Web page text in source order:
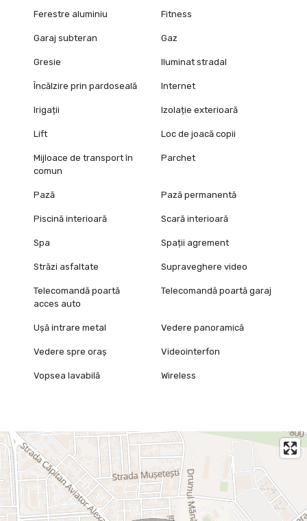
Ferestre aluminiu Fitness
Garaj subteran Gaz
Gresie Iluminat stradal
Încălzire prin pardoseală Internet
Irigații Izolație exterioară
Lift Loc de joacă copii
Mijloace de transport în
comun
Parchet
Pază Pază permanentă
Piscină interioară Scară interioară
Spa Spații agrement
Străzi asfaltate Supraveghere video
Telecomandă poartă
acces auto
Telecomandă poartă garaj
Ușă intrare metal Vedere panoramică
Vedere spre oraș Videointerfon
Vopsea lavabilă Wireless